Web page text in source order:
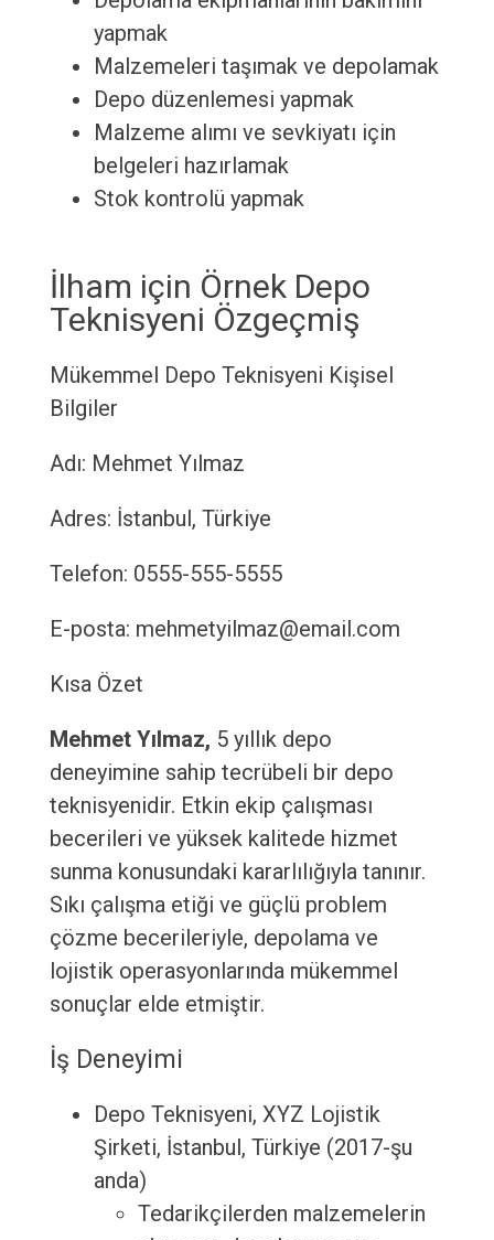
yapmak
Malzemeleri taşımak ve depolamak
Depo düzenlemesi yapmak
Malzeme alımı ve sevkiyatı için
belgeleri hazırlamak
Stok kontrolü yapmak
İlham için Örnek Depo
Teknisyeni Özgeçmiş
Mükemmel Depo Teknisyeni Kişisel
Bilgiler
Adı: Mehmet Yılmaz
Adres: İstanbul, Türkiye
Telefon: 0555-555-5555
E-posta: mehmetyilmaz@email.com
Kısa Özet
Mehmet Yılmaz, 5 yıllık depo
deneyimine sahip tecrübeli bir depo
teknisyenidir. Etkin ekip çalışması
becerileri ve yüksek kalitede hizmet
sunma konusundaki kararlılığıyla tanınır.
Sıkı çalışma etiği ve güçlü problem
çözme becerileriyle, depolama ve
lojistik operasyonlarında mükemmel
sonuçlar elde etmiştir.
İş Deneyimi
Depo Teknisyeni, XYZ Lojistik
Şirketi, İstanbul, Türkiye (2017-şu
anda)
Tedarikçilerden malzemelerin